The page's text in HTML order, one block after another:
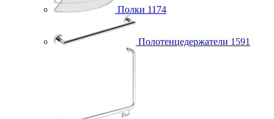
Полки 1174
Полотенцедержатели 1591